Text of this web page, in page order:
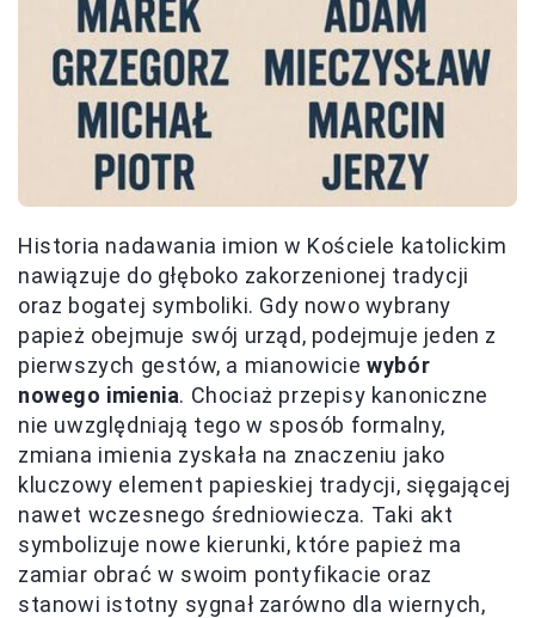
Historia nadawania imion w Kościele katolickim
nawiązuje do głęboko zakorzenionej tradycji
oraz bogatej symboliki. Gdy nowo wybrany
papież obejmuje swój urząd, podejmuje jeden z
pierwszych gestów, a mianowiciewybór
nowego imienia. Chociaż przepisy kanoniczne
nie uwzględniają tego w sposób formalny,
zmiana imienia zyskała na znaczeniu jako
kluczowy element papieskiej tradycji, sięgającej
nawet wczesnego średniowiecza. Taki akt
symbolizuje nowe kierunki, które papież ma
zamiar obrać w swoim pontyfikacie oraz
stanowi istotny sygnał zarówno dla wiernych,